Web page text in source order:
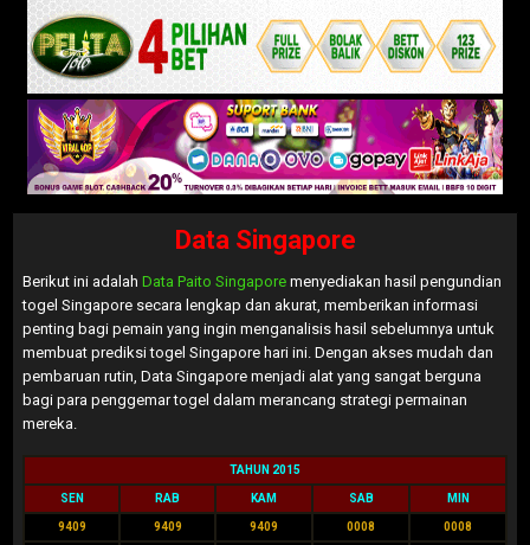
Data Singapore
Berikut ini adalah Data Paito Singapore menyediakan hasil pengundian
togel Singapore secara lengkap dan akurat, memberikan informasi
penting bagi pemain yang ingin menganalisis hasil sebelumnya untuk
membuat prediksi togel Singapore hari ini. Dengan akses mudah dan
pembaruan rutin, Data Singapore menjadi alat yang sangat berguna
bagi para penggemar togel dalam merancang strategi permainan
mereka.
TAHUN 2015
SEN RAB KAM SAB MIN
9409 9409 9409 0008 0008